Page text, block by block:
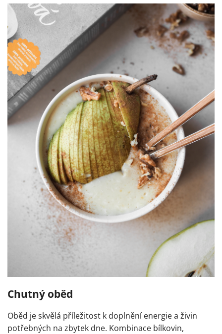
Chutný oběd
Oběd je skvělá příležitost k doplnění energie a živin
potřebných na zbytek dne. Kombinace bílkovin,